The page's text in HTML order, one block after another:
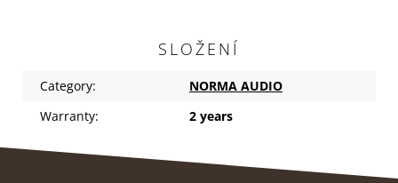
SLOŽENÍ
Category:
NORMA AUDIO
Warranty: 2 years